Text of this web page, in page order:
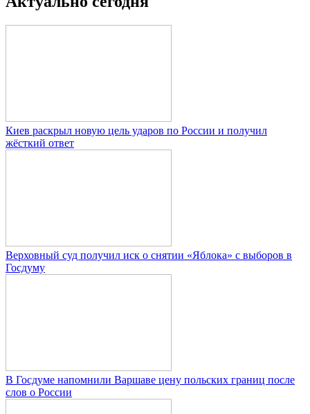
Киев раскрыл новую цель ударов по России и получил
жёсткий ответ
Верховный суд получил иск о снятии «Яблока» с выборов в
Госдуму
В Госдуме напомнили Варшаве цену польских границ после
слов о России